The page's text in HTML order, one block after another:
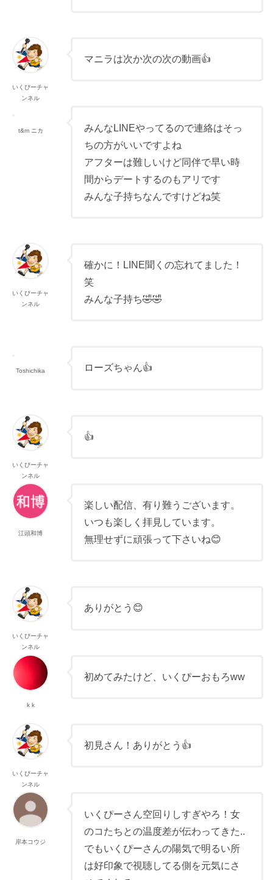
いくぴーチャ
ンネル
マニラは次か次の次の動画👍
t&m ニカ
みんなLINEやってるので連絡はそっ
ちの方がいいですよね
アフターは難しいけど同伴で早い時
間からデートするのもアリです
みんな子持ちなんですけどね笑
いくぴーチャ
ンネル
確かに！LINE聞くの忘れてました！
笑
みんな子持ち🤣🤣
Toshichika ローズちゃん👍
いくぴーチャ
ンネル
👍
江頭和博
楽しい配信、有り難うございます。
いつも楽しく拝見しています。
無理せずに頑張って下さいね😊
いくぴーチャ
ンネル
ありがとう😊
k k
初めてみたけど、いくぴーおもろww
いくぴーチャ
ンネル
初見さん！ありがとう👍
岸本コウジ
いくぴーさん空回りしすぎやろ！女
のコたちとの温度差が伝わってきた..
でもいくぴーさんの陽気で明るい所
は好印象で視聴してる側を元気にさ